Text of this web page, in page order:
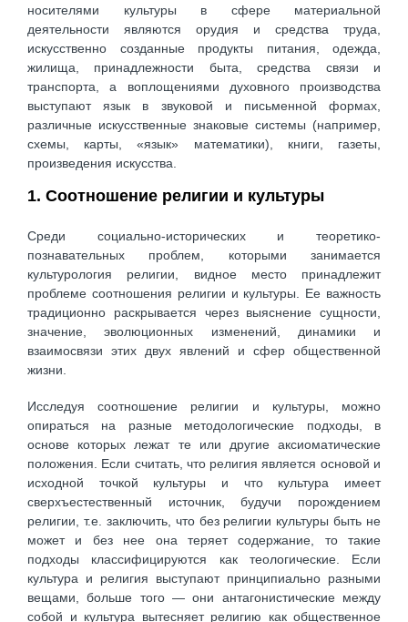
носителями культуры в сфере материальной
деятельности являются орудия и средства труда,
искусственно созданные продукты питания, одежда,
жилища, принадлежности быта, средства связи и
транспорта, а воплощениями духовного производства
выступают язык в звуковой и письменной формах,
различные искусственные знаковые системы (например,
схемы, карты, «язык» математики), книги, газеты,
произведения искусства.
1. Соотношение религии и культуры
Среди социально-исторических и теоретико-
познавательных проблем, которыми занимается
культурология религии, видное место принадлежит
проблеме соотношения религии и культуры. Ее важность
традиционно раскрывается через выяснение сущности,
значение, эволюционных изменений, динамики и
взаимосвязи этих двух явлений и сфер общественной
жизни.
Исследуя соотношение религии и культуры, можно
опираться на разные методологические подходы, в
основе которых лежат те или другие аксиоматические
положения. Если считать, что религия является основой и
исходной точкой культуры и что культура имеет
сверхъестественный источник, будучи порождением
религии, т.е. заключить, что без религии культуры быть не
может и без нее она теряет содержание, то такие
подходы классифицируются как теологические. Если
культура и религия выступают принципиально разными
вещами, больше того — они антагонистические между
собой и культура вытесняет религию как общественное